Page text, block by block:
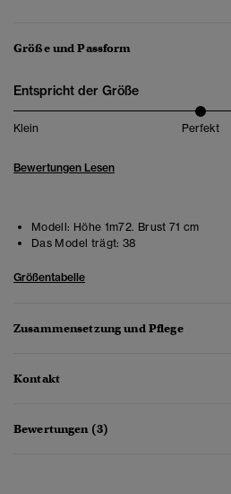
Größe und Passform
Entspricht der Größe
Klein Perfekt
Bewertungen Lesen
Modell: Höhe 1m72. Brust 71 cm
Das Model trägt: 38
Größentabelle
Zusammensetzung und Pflege
Kontakt
Bewertungen (3)